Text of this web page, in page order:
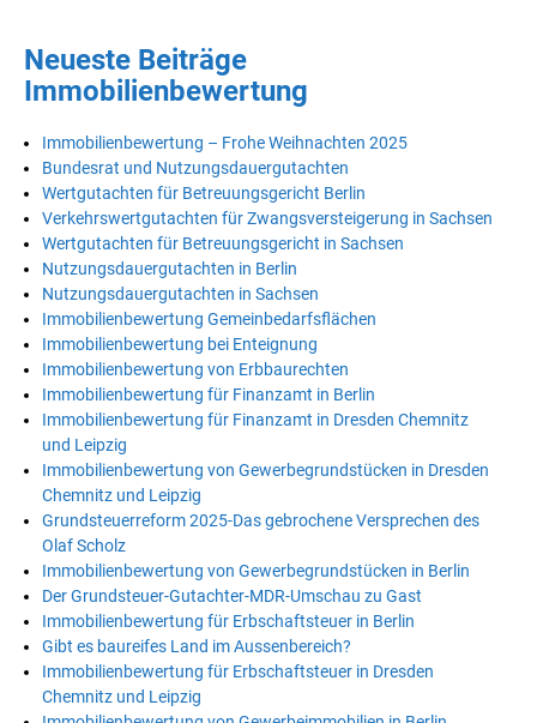
Neueste Beiträge
Immobilienbewertung
Immobilienbewertung – Frohe Weihnachten 2025
Bundesrat und Nutzungsdauergutachten
Wertgutachten für Betreuungsgericht Berlin
Verkehrswertgutachten für Zwangsversteigerung in Sachsen
Wertgutachten für Betreuungsgericht in Sachsen
Nutzungsdauergutachten in Berlin
Nutzungsdauergutachten in Sachsen
Immobilienbewertung Gemeinbedarfsflächen
Immobilienbewertung bei Enteignung
Immobilienbewertung von Erbbaurechten
Immobilienbewertung für Finanzamt in Berlin
Immobilienbewertung für Finanzamt in Dresden Chemnitz
und Leipzig
Immobilienbewertung von Gewerbegrundstücken in Dresden
Chemnitz und Leipzig
Grundsteuerreform 2025-Das gebrochene Versprechen des
Olaf Scholz
Immobilienbewertung von Gewerbegrundstücken in Berlin
Der Grundsteuer-Gutachter-MDR-Umschau zu Gast
Immobilienbewertung für Erbschaftsteuer in Berlin
Gibt es baureifes Land im Aussenbereich?
Immobilienbewertung für Erbschaftsteuer in Dresden
Chemnitz und Leipzig